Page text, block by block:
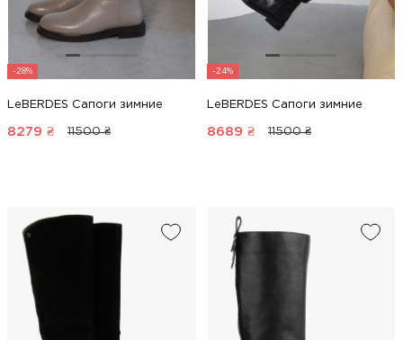
-28%
LeBERDES Сапоги зимние
8279 ₴ 11500 ₴
-24%
LeBERDES Сапоги зимние
8689 ₴ 11500 ₴